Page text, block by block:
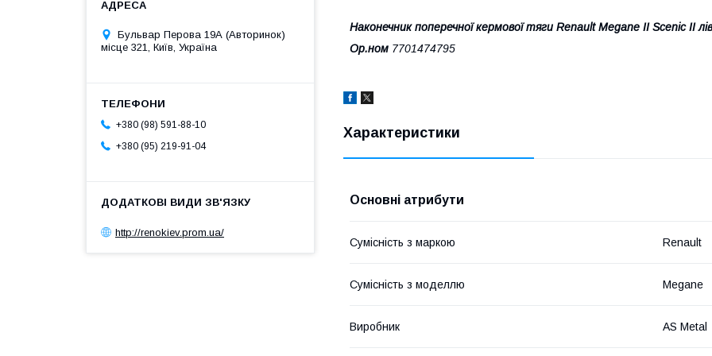
Наконечник поперечної кермової тяги Renault Megane II Scenic II
Ор.ном 7701474795
Характеристики
Основні атрибути
Сумісність з маркою Renault
Сумісність з моделлю Megane
Виробник AS Metal
Бульвар Перова 19А (Авторинок)
місце 321, Київ, Україна
+380 (98) 591-88-10
+380 (95) 219-91-04
http://renokiev.prom.ua/